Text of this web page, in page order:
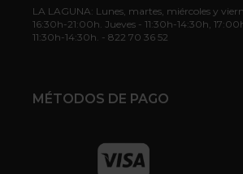
LA LAGUNA: Lunes, martes, miércoles y
16:30h-21:00h. Jueves - 11:30h-14:30h,
11:30h-14:30h. - 822 70 36 52
MÉTODOS DE PAGO